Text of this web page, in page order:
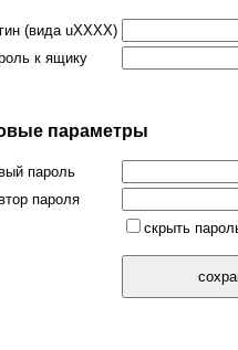
(вида uXXXX)
к ящику
параметры
пароль
пароля
скрыть